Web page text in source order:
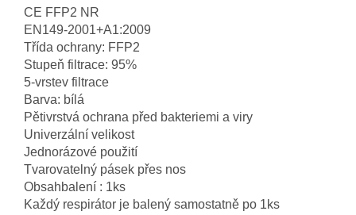
CE FFP2 NR
EN149-2001+A1:2009
Třída ochrany: FFP2
Stupeň filtrace: 95%
5-vrstev filtrace
Barva: bílá
Pětivrstvá ochrana před bakteriemi a viry
Univerzální velikost
Jednorázové použití
Tvarovatelný pásek přes nos
Obsahbalení : 1ks
Každý respirátor je balený samostatně po 1ks